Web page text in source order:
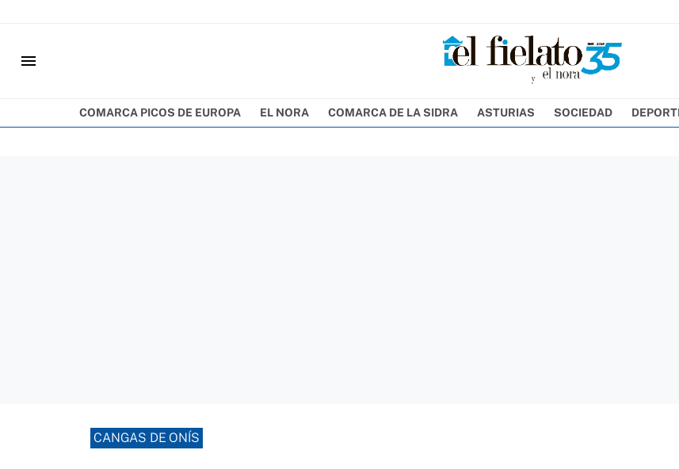
menu
COMARCA PICOS DE EUROPA EL NORA COMARCA DE LA SIDRA ASTURIAS SOCIEDAD
CANGAS DE ONÍS